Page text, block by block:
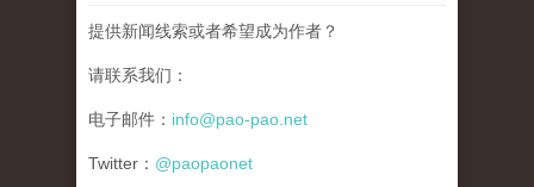
提供新闻线索或者希望成为作者？
请联系我们：
电子邮件： info@pao-pao.net
Twitter： @paopaonet